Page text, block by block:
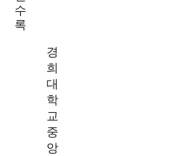
수
록
경
희
대
학
교
중
앙